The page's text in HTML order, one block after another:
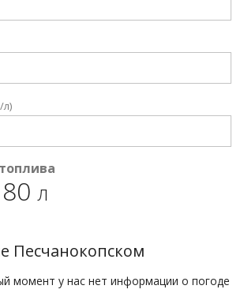
л)
80 л
Песчанокопском
момент у нас нет информации о погоде